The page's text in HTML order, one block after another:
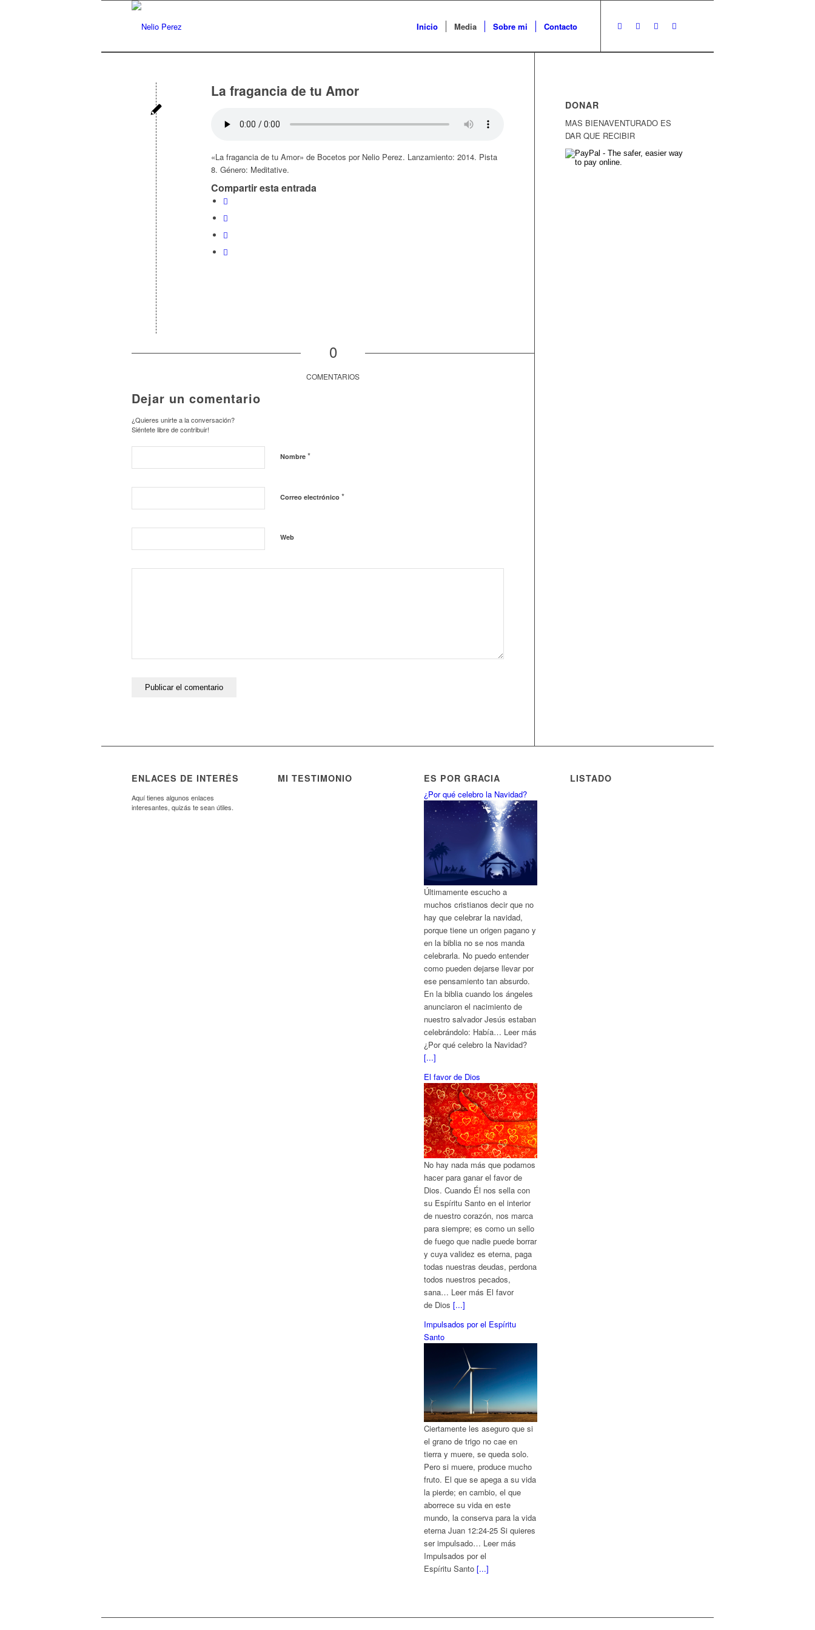
Inicio Media Sobre mi Contacto
La fragancia de tu Amor
«La fragancia de tu Amor» de Bocetos por Nelio Perez. Lanzamiento: 2014. Pista
8. Género: Meditative.
Compartir esta entrada
0
COMENTARIOS
Dejar un comentario
¿Quieres unirte a la conversación?
Siéntete libre de contribuir!
Nombre *
Correo electrónico *
Web
DONAR
MAS BIENAVENTURADO ES
DAR QUE RECIBIR
ENLACES DE INTERÉS
Aquí tienes algunos enlaces
interesantes, quizás te sean útiles.
MI TESTIMONIO ES POR GRACIA
¿Por qué celebro la Navidad?
Últimamente escucho a
muchos cristianos decir que no
hay que celebrar la navidad,
porque tiene un origen pagano y
en la biblia no se nos manda
celebrarla. No puedo entender
como pueden dejarse llevar por
ese pensamiento tan absurdo.
En la biblia cuando los ángeles
anunciaron el nacimiento de
nuestro salvador Jesús estaban
celebrándolo: Había… Leer más
¿Por qué celebro la Navidad?
[...]
El favor de Dios
No hay nada más que podamos
hacer para ganar el favor de
Dios. Cuando Él nos sella con
su Espíritu Santo en el interior
de nuestro corazón, nos marca
para siempre; es como un sello
de fuego que nadie puede borrar
y cuya validez es eterna, paga
todas nuestras deudas, perdona
todos nuestros pecados,
sana… Leer más El favor
de Dios[...]
Impulsados por el Espíritu
Santo
Ciertamente les aseguro que si
el grano de trigo no cae en
tierra y muere, se queda solo.
Pero si muere, produce mucho
fruto. El que se apega a su vida
la pierde; en cambio, el que
aborrece su vida en este
mundo, la conserva para la vida
eterna Juan 12:24-25 Si quieres
ser impulsado… Leer más
Impulsados por el
Espíritu Santo[...]
LISTADO